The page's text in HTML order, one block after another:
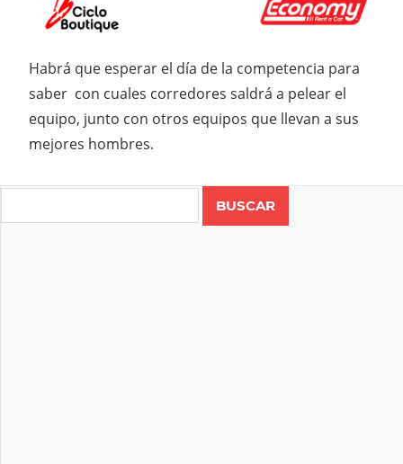
Habrá que esperar el día de la competencia para
saber con cuales corredores saldrá a pelear el
equipo, junto con otros equipos que llevan a sus
mejores hombres.